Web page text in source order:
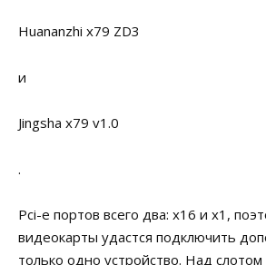
Huananzhi x79 ZD3
и
Jingsha x79 v1.0
.
Pci-e портов всего два: x16 и x1,
видеокарты удастся подключить
только одно устройство. Над